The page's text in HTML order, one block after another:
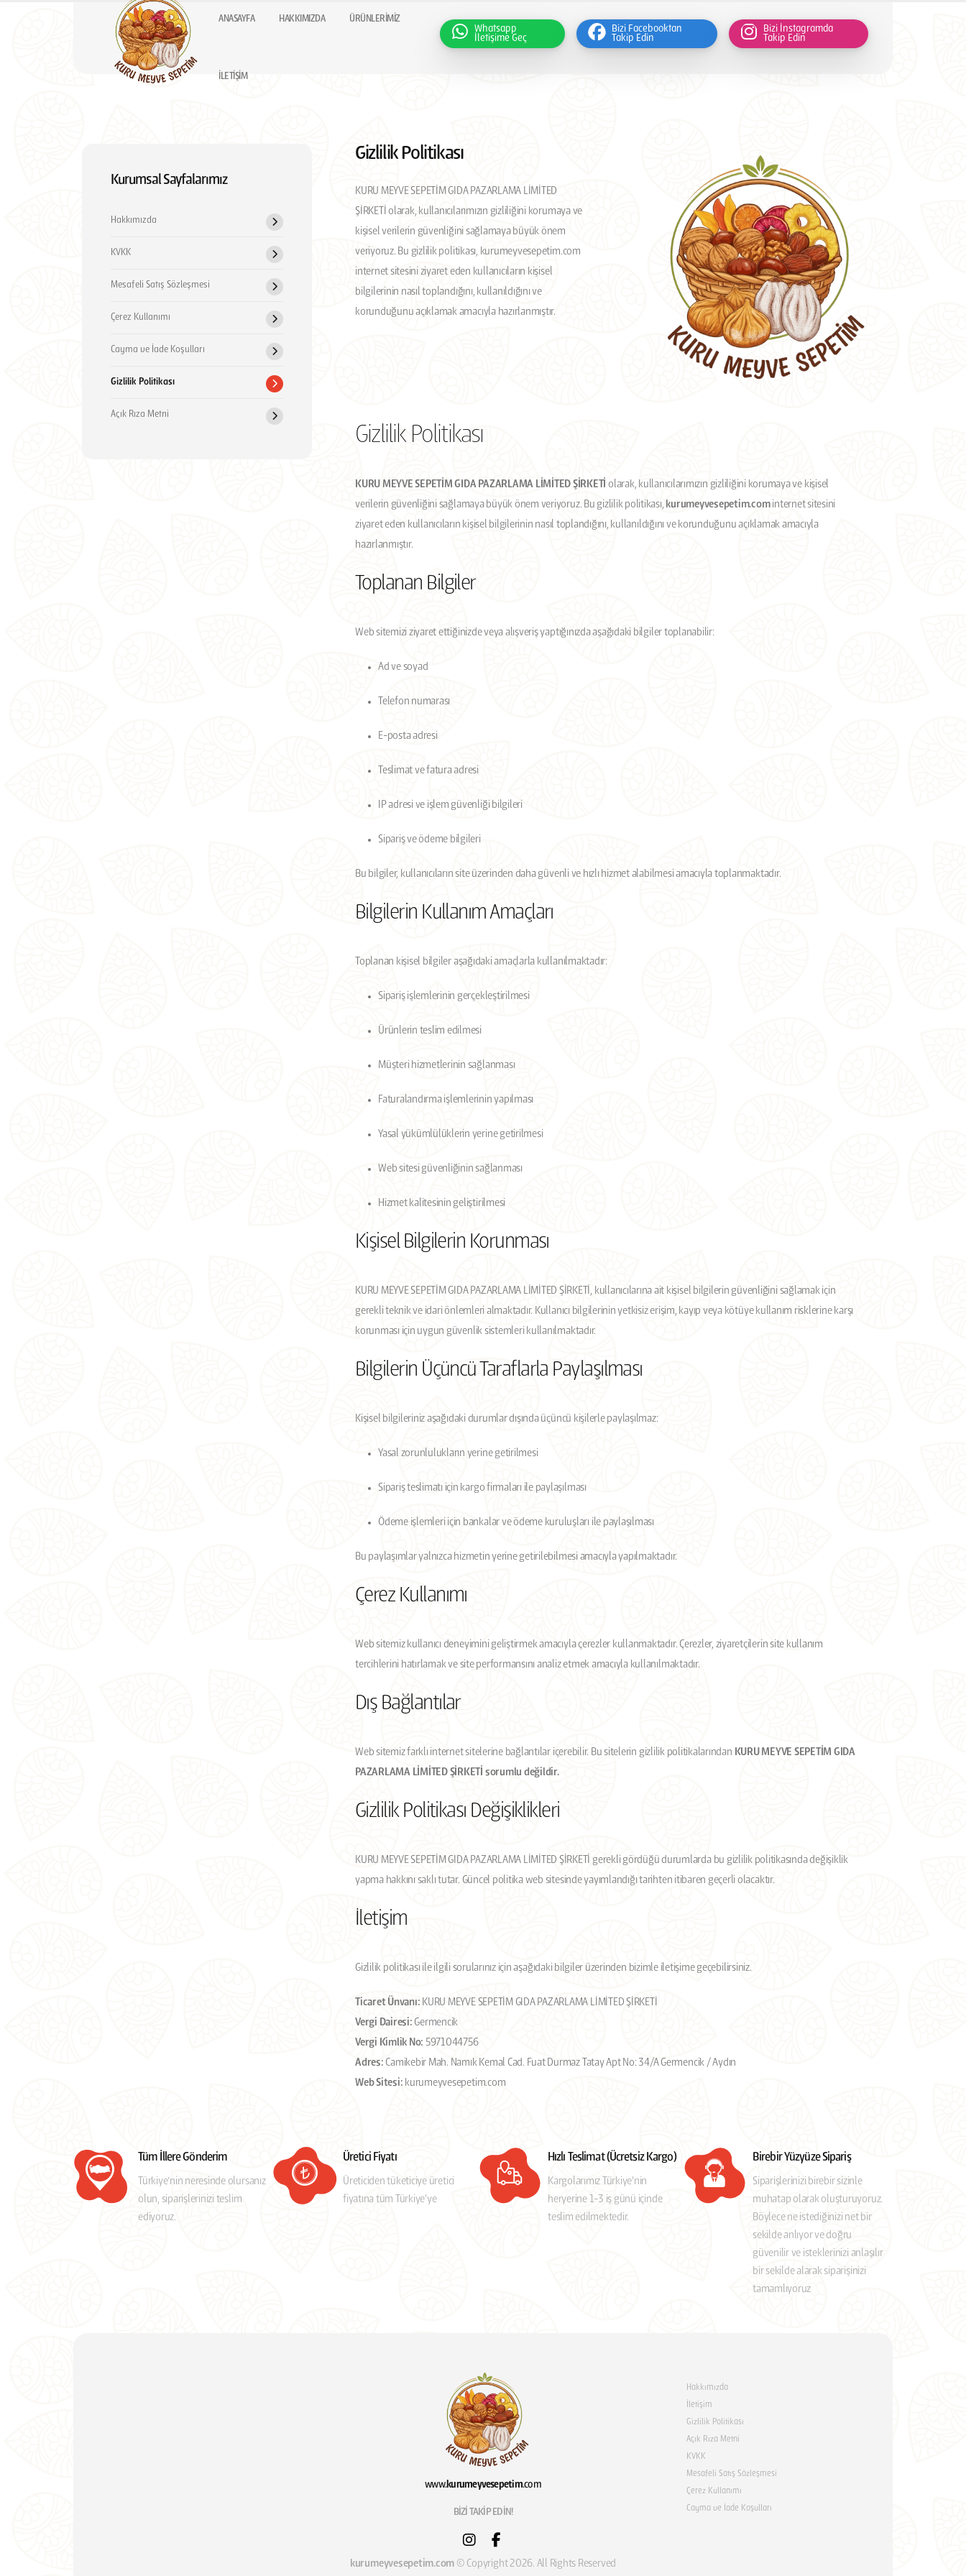
ANASAYFA HAKKIMIZDA ÜRÜNLERIMIZ
İLETIŞIM
Whatsapp
İletişime Geç
Bizi Facebooktan
Takip Edin
Bizi İnstagramda
Takip Edin
Kurumsal Sayfalarımız
Hakkımızda
KVKK
Mesafeli Satış Sözleşmesi
Çerez Kullanımı
Cayma ve İade Koşulları
Gizlilik Politikası
Açık Rıza Metni
Gizlilik Politikası
KURU MEYVE SEPETİM GIDA PAZARLAMA LİMİTED
ŞİRKETİ olarak, kullanıcılarımızın gizliliğini korumaya ve
kişisel verilerin güvenliğini sağlamaya büyük önem
veriyoruz. Bu gizlilik politikası, kurumeyvesepetim.com
internet sitesini ziyaret eden kullanıcıların kişisel
bilgilerinin nasıl toplandığını, kullanıldığını ve
korunduğunu açıklamak amacıyla hazırlanmıştır.
Gizlilik Politikası
KURU MEYVE SEPETİM GIDA PAZARLAMA LİMİTED ŞİRKETİ olarak, kullanıcılarımızın gizliliğini korumaya ve kişisel
verilerin güvenliğini sağlamaya büyük önem veriyoruz. Bu gizlilik politikası, kurumeyvesepetim.cominternet sitesini
ziyaret eden kullanıcıların kişisel bilgilerinin nasıl toplandığını, kullanıldığını ve korunduğunu açıklamak amacıyla
hazırlanmıştır.
Toplanan Bilgiler
Web sitemizi ziyaret ettiğinizde veya alışveriş yaptığınızda aşağıdaki bilgiler toplanabilir:
Ad ve soyad
Telefon numarası
E-posta adresi
Teslimat ve fatura adresi
IP adresi ve işlem güvenliği bilgileri
Sipariş ve ödeme bilgileri
Bu bilgiler, kullanıcıların site üzerinden daha güvenli ve hızlı hizmet alabilmesi amacıyla toplanmaktadır.
Bilgilerin Kullanım Amaçları
Toplanan kişisel bilgiler aşağıdaki amaçlarla kullanılmaktadır:
Sipariş işlemlerinin gerçekleştirilmesi
Ürünlerin teslim edilmesi
Müşteri hizmetlerinin sağlanması
Faturalandırma işlemlerinin yapılması
Yasal yükümlülüklerin yerine getirilmesi
Web sitesi güvenliğinin sağlanması
Hizmet kalitesinin geliştirilmesi
Kişisel Bilgilerin Korunması
KURU MEYVE SEPETİM GIDA PAZARLAMA LİMİTED ŞİRKETİ, kullanıcılarına ait kişisel bilgilerin güvenliğini sağlamak için
gerekli teknik ve idari önlemleri almaktadır. Kullanıcı bilgilerinin yetkisiz erişim, kayıp veya kötüye kullanım risklerine karşı
korunması için uygun güvenlik sistemleri kullanılmaktadır.
Bilgilerin Üçüncü Taraflarla Paylaşılması
Kişisel bilgileriniz aşağıdaki durumlar dışında üçüncü kişilerle paylaşılmaz:
Yasal zorunlulukların yerine getirilmesi
Sipariş teslimatı için kargo firmaları ile paylaşılması
Ödeme işlemleri için bankalar ve ödeme kuruluşları ile paylaşılması
Bu paylaşımlar yalnızca hizmetin yerine getirilebilmesi amacıyla yapılmaktadır.
Çerez Kullanımı
Web sitemiz kullanıcı deneyimini geliştirmek amacıyla çerezler kullanmaktadır. Çerezler, ziyaretçilerin site kullanım
tercihlerini hatırlamak ve site performansını analiz etmek amacıyla kullanılmaktadır.
Dış Bağlantılar
Web sitemiz farklı internet sitelerine bağlantılar içerebilir. Bu sitelerin gizlilik politikalarından KURU MEYVE SEPETİM GIDA
PAZARLAMA LİMİTED ŞİRKETİ sorumlu değildir.
Gizlilik Politikası Değişiklikleri
KURU MEYVE SEPETİM GIDA PAZARLAMA LİMİTED ŞİRKETİ gerekli gördüğü durumlarda bu gizlilik politikasında değişiklik
yapma hakkını saklı tutar. Güncel politika web sitesinde yayımlandığı tarihten itibaren geçerli olacaktır.
İletişim
Gizlilik politikası ile ilgili sorularınız için aşağıdaki bilgiler üzerinden bizimle iletişime geçebilirsiniz.
Ticaret Ünvanı: KURU MEYVE SEPETİM GIDA PAZARLAMA LİMİTED ŞİRKETİ
Vergi Dairesi: Germencik
Vergi Kimlik No: 5971044756
Adres: Camikebir Mah. Namık Kemal Cad. Fuat Durmaz Tatay Apt No: 34/A Germencik / Aydın
Web Sitesi: kurumeyvesepetim.com
Tüm İllere Gönderim
Türkiye’nin neresinde olursanız
olun, siparişlerinizi teslim
ediyoruz.
Üretici Fiyatı
Üreticiden tüketiciye üretici
fiyatına tüm Türkiye'ye
Hızlı Teslimat (Ücretsiz Kargo)
Kargolarımız Türkiye'nin
heryerine 1-3 iş günü içinde
teslim edilmektedir.
Birebir Yüzyüze Sipariş
Siparişlerinizi birebir sizinle
muhatap olarak oluşturuyoruz.
Böylece ne istediğinizi net bir
sekilde anlıyor ve doğru
güvenilir ve isteklerinizi anlaşılır
bir sekilde alarak siparişinizi
tamamlıyoruz
www.kurumeyvesepetim.com
BİZİ TAKİP EDİN!
kurumeyvesepetim.com © Copyright 2026. All Rights Reserved
Hakkımızda
İletişim
Gizlilik Politikası
Açık Rıza Metni
KVKK
Mesafeli Satış Sözleşmesi
Çerez Kullanımı
Cayma ve İade Koşulları